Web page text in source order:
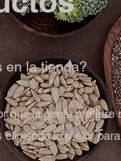
en la tienda?
la gente
lo mejor